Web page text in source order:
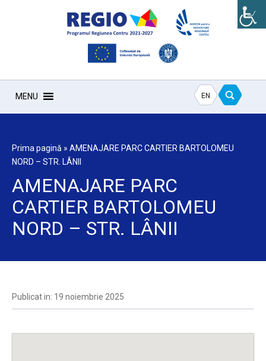
MENU EN
Prima pagină » AMENAJARE PARC CARTIER BARTOLOMEU
NORD – STR. LÂNII
AMENAJARE PARC
CARTIER BARTOLOMEU
NORD – STR. LÂNII
Publicat in: 19 noiembrie 2025